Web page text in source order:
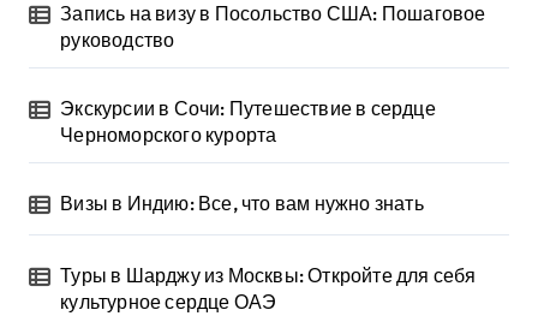
Запись на визу в Посольство США: Пошаговое
руководство
Экскурсии в Сочи: Путешествие в сердце
Черноморского курорта
Визы в Индию: Все, что вам нужно знать
Туры в Шарджу из Москвы: Откройте для себя
культурное сердце ОАЭ